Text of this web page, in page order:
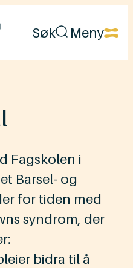
Søk Meny
Fagskolen i
Barsel- og
for tiden med
syndrom, der
bidra til å